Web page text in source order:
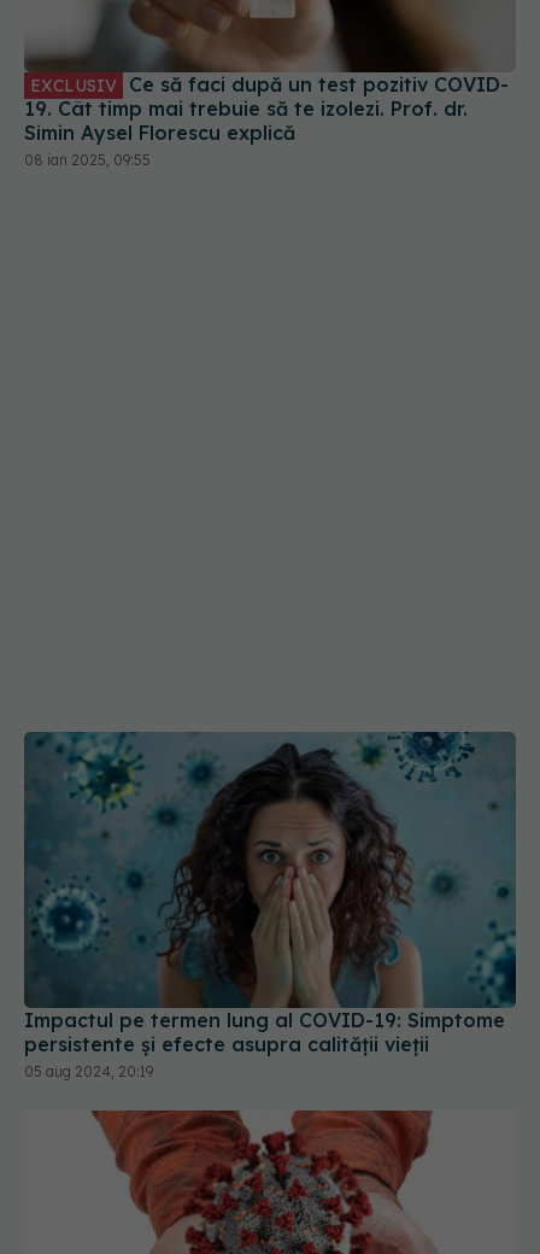
EXCLUSIV
19. Cât timp mai trebuie să te izolezi. Prof. dr.
Simin Aysel Florescu explică
08 ian 2025, 09:55
Impactul pe termen lung al COVID-19: Simptome
persistente și efecte asupra calității vieții
05 aug 2024, 20:19